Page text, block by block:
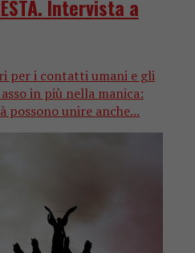
Intervista a
per i contatti umani e gli
in più nella manica:
possono unire anche...